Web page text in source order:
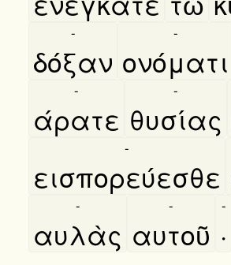
δόξαν
-
ονόματι
-
άρατε
-
θυσίας
-
εισπορεύεσθε
-
αυλὰς
-
αυτοῦ
-
·
-